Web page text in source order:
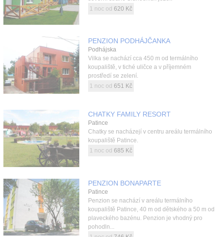
1 noc od 620 Kč
PENZION PODHÁJČANKA
Podhájska
Vilka se nachází cca 450 m od termálního
koupaliště, v tiché uličce a v příjemném
prostředí se zelení.
1 noc od 651 Kč
CHATKY FAMILY RESORT
Patince
Chatky se nacházejí v centru areálu termálního
koupaliště Patince.
1 noc od 685 Kč
PENZION BONAPARTE
Patince
Penzion se nachází v areálu termálního
koupaliště Patince, 40 m od dětského a 50 m od
plaveckého bazénu. Penzion je vhodný pro
pohodln...